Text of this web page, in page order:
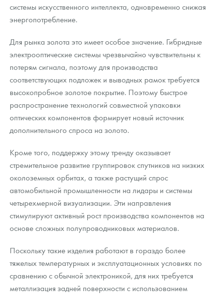
системы искусственного интеллекта, одновременно снижая
энергопотребление.
Для рынка золота это имеет особое значение. Гибридные
электрооптические системы чрезвычайно чувствительны к
потерям сигнала, поэтому для производства
соответствующих подложек и выводных рамок требуется
высокопробное золотое покрытие. Поэтому быстрое
распространение технологий совместной упаковки
оптических компонентов формирует новый источник
дополнительного спроса на золото.
Кроме того, поддержку этому тренду оказывает
стремительное развитие группировок спутников на низких
околоземных орбитах, а также растущий спрос
автомобильной промышленности на лидары и системы
четырехмерной визуализации. Эти направления
стимулируют активный рост производства компонентов на
основе сложных полупроводниковых материалов.
Поскольку такие изделия работают в гораздо более
тяжелых температурных и эксплуатационных условиях по
сравнению с обычной электроникой, для них требуется
металлизация задней поверхности с использованием